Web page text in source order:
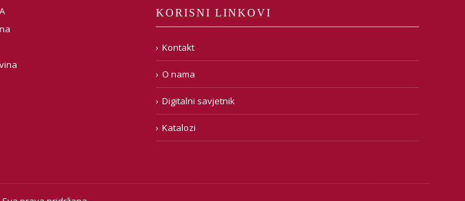
KORISNI LINKOVI
Kontakt
O nama
Digitalni savjetnik
Katalozi